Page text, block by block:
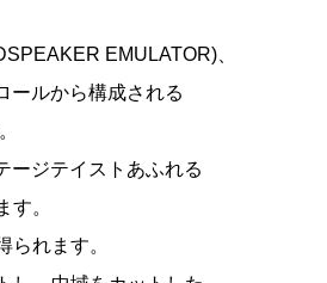
EMULATOR)、
ールから構成される
ージテイストあふれる
。
れます。